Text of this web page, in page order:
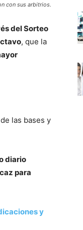
con sus arbitrios.
del Sorteo
, que la
las bases y
diario
para
y